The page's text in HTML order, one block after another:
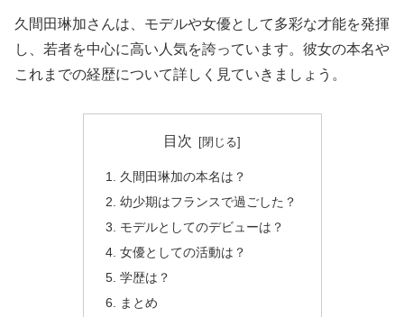
久間田琳加さんは、モデルや女優として多彩な才能を発揮
し、若者を中心に高い人気を誇っています。彼女の本名や
これまでの経歴について詳しく見ていきましょう。
目次
久間田琳加の本名は？
幼少期はフランスで過ごした？
モデルとしてのデビューは？
女優としての活動は？
学歴は？
まとめ